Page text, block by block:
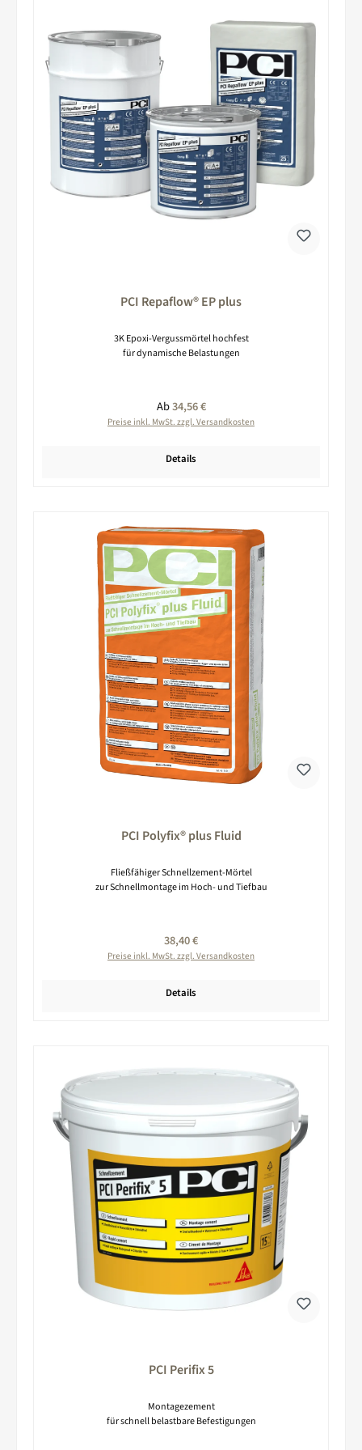
PCI Repaflow® EP plus
3K Epoxi-Vergussmörtel hochfest
für dynamische Belastungen
Regulärer Preis:
Ab34,56 €
Preise inkl. MwSt. zzgl. Versandkosten
Details
PCI Polyfix® plus Fluid
Fließfähiger Schnellzement-Mörtel
zur Schnellmontage im Hoch- und Tiefbau
Regulärer Preis:
38,40 €
Preise inkl. MwSt. zzgl. Versandkosten
Details
PCI Perifix 5
Montagezement
für schnell belastbare Befestigungen